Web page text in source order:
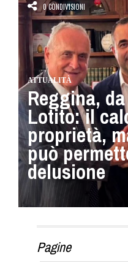
0 CONDIVISIONI
ATTUALITÀ
Reggina,
Lotito: il
proprietà,
può
delusione
Pagine